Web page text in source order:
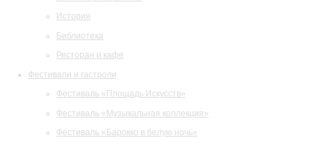
История
Библиотека
Ресторан и кафе
Фестивали и гастроли
Фестиваль «Площадь Искусств»
Фестиваль «Музыкальная коллекция»
Фестиваль «Барокко в белую ночь»